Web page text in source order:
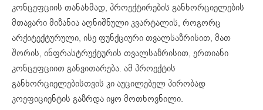
კონცეფციის თანახმად, პროექტირების განხორციელების
მთავარი მიზანია აღნიშნული კვარტალის, როგორც
არქიტექტურული, ისე ფუნქციური თვალსაზრისით, მათ
შორის, ინფრასტრუქტურის თვალსაზრისით, ერთიანი
კონცეფციით განვითარება. ამ პროექტის
განხორციელებისთვის კი აუცილებელ პირობად
კოეფიციენტის გაზრდა იყო მოთხოვნილი.